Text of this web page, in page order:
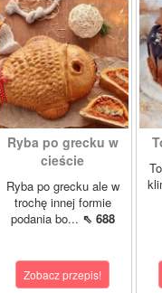
Ryba po grecku w
cieście
Ryba po grecku ale w
trochę innej formie
podania bo... ⇖ 688
Zobacz przepis!